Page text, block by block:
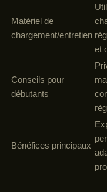
Matériel de
chargement/entretien
et
Conseils pour
débutants
Bénéfices principaux